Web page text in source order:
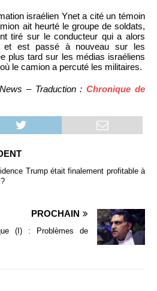
israélien Ynet a cité un témoin
ait heurté le groupe de soldats,
tiré sur le conducteur qui a alors
et est passé à nouveau sur les
plus tard sur les médias israéliens
le camion a percuté les militaires.
– Traduction :Chronique de
Trump était finalement profitable à
PROCHAIN
(I) : Problèmes de